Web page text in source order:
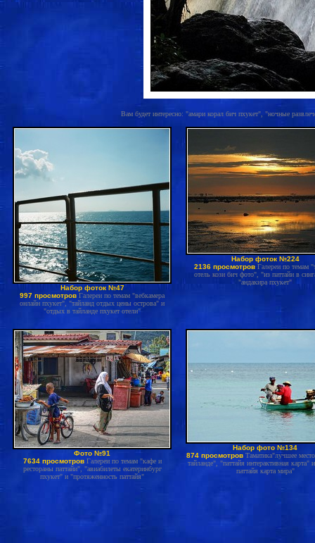
Вам будет интересно: "амари корал бич пхукет", "ночные
Набор фоток №47
997 просмотров Галереи по темам "вебкамера
онлайн пхукет", "тайланд отдых цены острова" и
"отдых в тайланде пхукет отели"
Набор фоток №224
2136 просмотров Галереи по темам
отель кози бич фото", "из паттайи в
"андакира пхукет"
Фото №91
7634 просмотров Галереи по темам "кафе и
рестораны паттайи", "авиабилеты екатеринбург
пхукет" и "протяженность паттайя"
Набор фото №134
874 просмотров Таматика"лучшее
тайланде", "паттайя интерактивная карта"
паттайя карта мира"